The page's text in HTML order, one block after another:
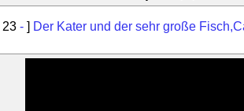
23 - ] Der Kater und der sehr große